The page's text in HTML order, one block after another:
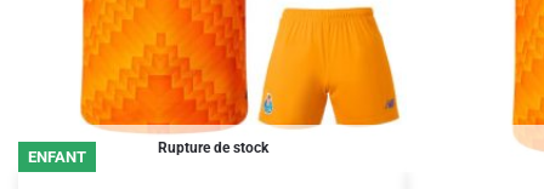
Rupture de stock
ENFANT